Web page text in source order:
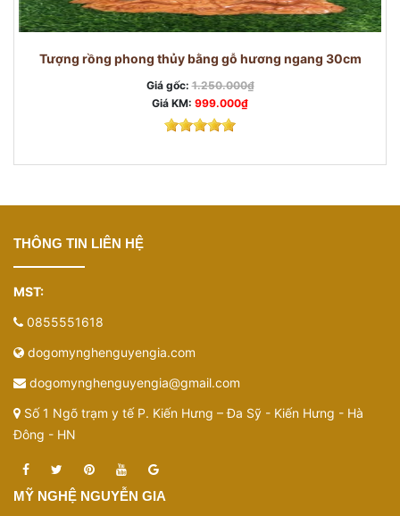
Tượng rồng phong thủy bằng gỗ hương ngang 30cm
Giá gốc: 1.250.000₫
Giá KM: 999.000₫
THÔNG TIN LIÊN HỆ
MST:
0855551618
dogomynghenguyengia.com
dogomynghenguyengia@gmail.com
Số 1 Ngõ trạm y tế P. Kiến Hưng – Đa Sỹ - Kiến Hưng - Hà
Đông - HN
MỸ NGHỆ NGUYỄN GIA